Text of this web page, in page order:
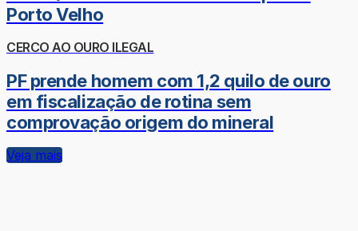
Porto Velho
CERCO AO OURO ILEGAL
PF prende homem com 1,2 quilo de ouro
em fiscalização de rotina sem
comprovação origem do mineral
Veja mais